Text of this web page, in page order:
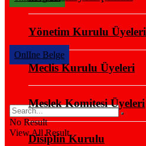
OnlIne Belge
No Result
View All Result
Yönetim Kurulu Üyeleri
Meclis Kurulu Üyeleri
Meslek Komitesi Üyeleri
Disiplin Kurulu